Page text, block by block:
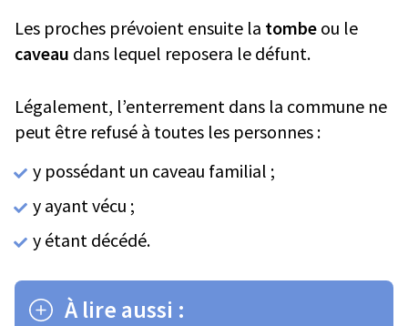
Les proches prévoient ensuite la tombe ou le
caveau dans lequel reposera le défunt.
Légalement, l’enterrement dans la commune ne
peut être refusé à toutes les personnes :
y possédant un caveau familial ;
y ayant vécu ;
y étant décédé.
À lire aussi :